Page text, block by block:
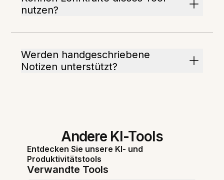
nutzen?
Werden handgeschriebene
Notizen unterstützt?
Andere KI-Tools
Entdecken Sie unsere KI- und
Produktivitätstools
Verwandte Tools